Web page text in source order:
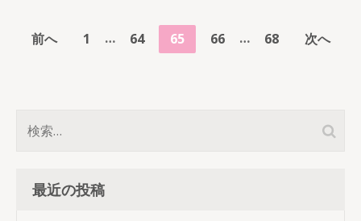
投
ペ
ジ
前へ
ペ
1 …
ペ
64
ペ
65
ペ
66 …
ペ
68 次へ
検
最近の投稿